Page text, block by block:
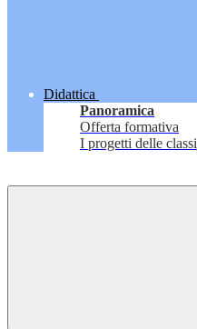
Didattica
Panoramica
Offerta formativa
I progetti delle classi